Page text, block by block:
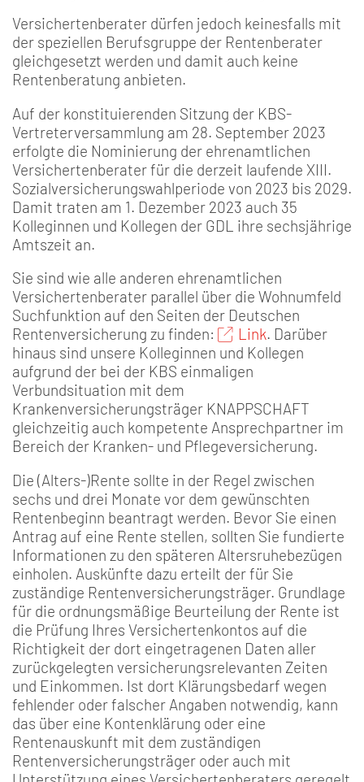
Versichertenberater dürfen jedoch keinesfalls mit
der speziellen Berufsgruppe der Rentenberater
gleichgesetzt werden und damit auch keine
Rentenberatung anbieten.
Auf der konstituierenden Sitzung der KBS-
Vertreterversammlung am 28. September 2023
erfolgte die Nominierung der ehrenamtlichen
Versichertenberater für die derzeit laufende XIII.
Sozialversicherungswahlperiode von 2023 bis 2029.
Damit traten am 1. Dezember 2023 auch 35
Kolleginnen und Kollegen der GDL ihre sechsjährige
Amtszeit an.
Sie sind wie alle anderen ehrenamtlichen
Versichertenberater parallel über die Wohnumfeld
Suchfunktion auf den Seiten der Deutschen
Rentenversicherung zu finden:
Link. Darüber
hinaus sind unsere Kolleginnen und Kollegen
aufgrund der bei der KBS einmaligen
Verbundsituation mit dem
Krankenversicherungsträger KNAPPSCHAFT
gleichzeitig auch kompetente Ansprechpartner im
Bereich der Kranken- und Pflegeversicherung.
Die (Alters-)Rente sollte in der Regel zwischen
sechs und drei Monate vor dem gewünschten
Rentenbeginn beantragt werden. Bevor Sie einen
Antrag auf eine Rente stellen, sollten Sie fundierte
Informationen zu den späteren Altersruhebezü­gen
einholen. Auskünfte dazu erteilt der für Sie
zuständige Renten­versicherungsträger. Grundlage
für die ordnungsmäßige Beurteilung der Rente ist
die Prüfung Ihres Versichertenkontos auf die
Richtigkeit der dort eingetra­genen Daten aller
zurückge­legten versicherungsrelevan­ten Zeiten
und Einkommen. Ist dort Klärungsbedarf we­gen
fehlender oder falscher Angaben notwendig, kann
das über eine Kontenklärung oder eine
Rentenauskunft mit dem zuständigen
Rentenversicherungsträ­ger oder auch mit